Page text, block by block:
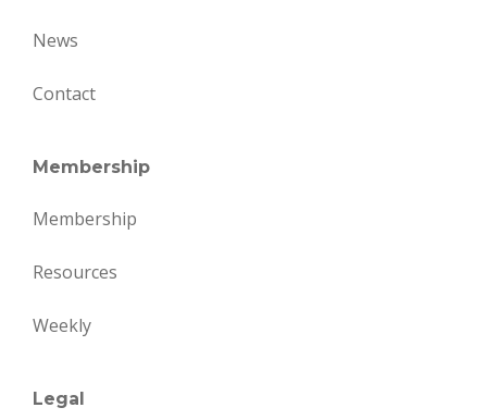
News
Contact
Membership
Membership
Resources
Weekly
Legal